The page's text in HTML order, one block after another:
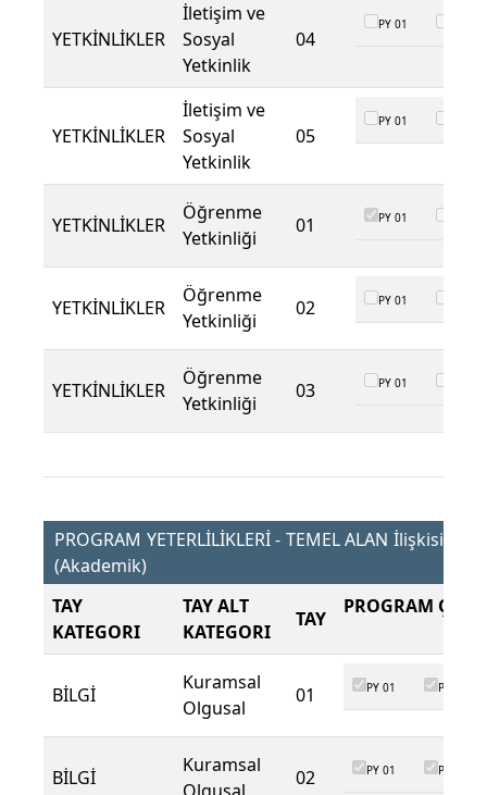
YETKİNLİKLER
İletişim ve
Sosyal
Yetkinlik
04
PY 01
YETKİNLİKLER
İletişim ve
Sosyal
Yetkinlik
05
PY 01
YETKİNLİKLER
Öğrenme
Yetkinliği
01 PY 01
YETKİNLİKLER
Öğrenme
Yetkinliği
02 PY 01
YETKİNLİKLER
Öğrenme
Yetkinliği
03 PY 01
PROGRAM YETERLİLİKLERİ - TEMEL ALAN İlişkisi
(Akademik)
TAY
KATEGORI
TAY ALT
KATEGORI
TAY
PROGRAM
BİLGİ
Kuramsal
Olgusal
01 PY 01 PY 02
BİLGİ
Kuramsal
02 PY 01 PY 02